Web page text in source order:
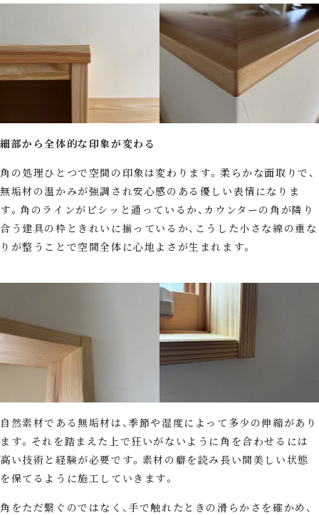
細部から全体的な印象が変わる
角の処理ひとつで空間の印象は変わります。柔らかな面取りで、
無垢材の温かみが強調され安心感のある優しい表情になりま
す。角のラインがピシッと通っているか、カウンターの角が隣り
合う建具の枠ときれいに揃っているか、こうした小さな線の重な
りが整うことで空間全体に心地よさが生まれます。
自然素材である無垢材は、季節や湿度によって多少の伸縮があり
ます。それを踏まえた上で狂いがないように角を合わせるには
高い技術と経験が必要です。素材の癖を読み長い間美しい状態
を保てるように施工していきます。
角をただ繋ぐのではなく、手で触れたときの滑らかさを確かめ、